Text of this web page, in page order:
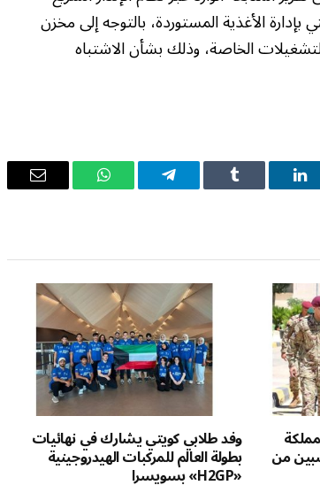
الأغذية المستوردة، بالتوجه إلى مخزن
الخاصة، وذلك بشأن الاشتباه
لينكدإن Tumblr تيلقرام واتساب
البريد
من
وفد طلابي كويتي يشارك في نهائيات
بطولة العالم للمركبات الهيدروجينية
«H2GP» بسويسرا